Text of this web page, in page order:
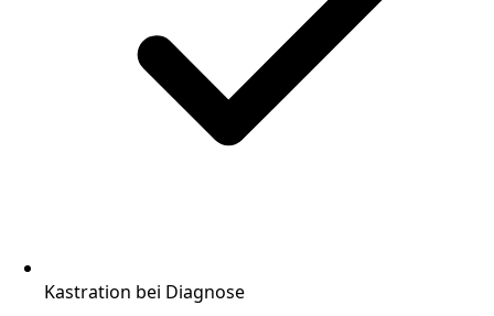
Kastration bei Diagnose